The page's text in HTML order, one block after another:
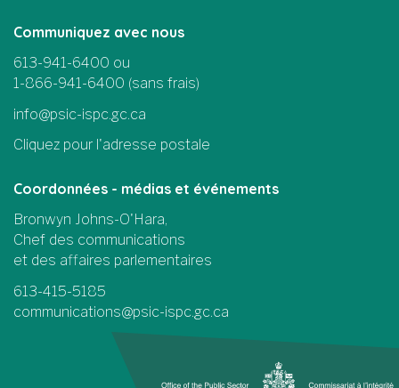
Communiquez avec nous
613-941-6400 ou
1-866-941-6400 (sans frais)
info@psic-ispc.gc.ca
Cliquez pour l'adresse postale
Coordonnées - médias et événements
Bronwyn Johns-O'Hara,
Chef des communications
et des affaires parlementaires
613-415-5185
communications@psic-ispc.gc.ca